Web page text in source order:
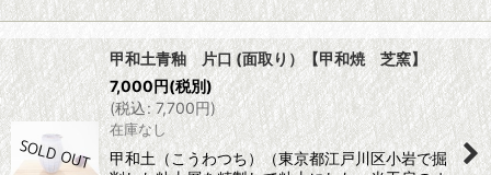
甲和土青釉 片口 (面取り）【甲和焼 芝窯】
7,000円(税別)
(税込: 7,700円)
在庫なし
甲和土（こうわつち）（東京都江戸川区小岩で掘